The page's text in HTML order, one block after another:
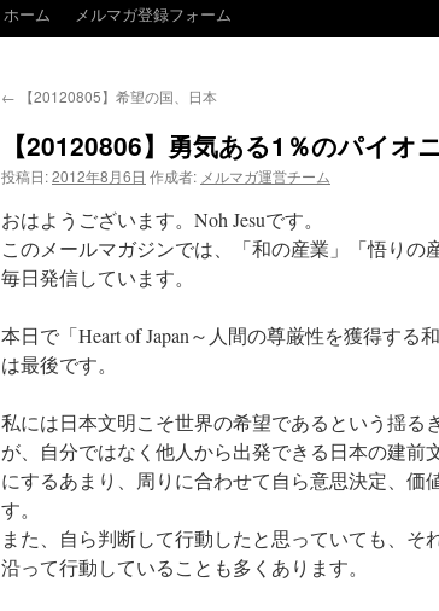
ホーム メルマガ登録フォーム
← 【20120805】希望の国、日本
【20120806】勇気ある1％のパイオ
投稿日:2012年8月6日 作成者: メルマガ運営チーム
おはようございます。Noh Jesuです。
このメールマガジンでは、「和の産業」「悟りの
毎日発信しています。
本日で「Heart of Japan～人間の尊厳性を獲得す
は最後です。
私には日本文明こそ世界の希望であるという揺る
が、自分ではなく他人から出発できる日本の建前
にするあまり、周りに合わせて自ら意思決定、価
す。
また、自ら判断して行動したと思っていても、そ
沿って行動していることも多くあります。